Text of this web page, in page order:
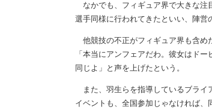
なかでも、フィギュア界で大きな注
選手同様に行われてきたといい、陣営
他競技の不正がフィギュア界も含め
「本当にアンフェアだわ。彼女はド
同じよ」と声を上げたという。
また、羽生らを指導しているブライ
イベントも、全国参加じゃなければ